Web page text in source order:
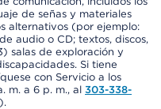
de señas y materiales
alternativos (por ejemplo:
audio o CD; textos, discos,
salas de exploración y
Si tiene
con Servicio a los
m. a 6 p. m., al 303-338-
).